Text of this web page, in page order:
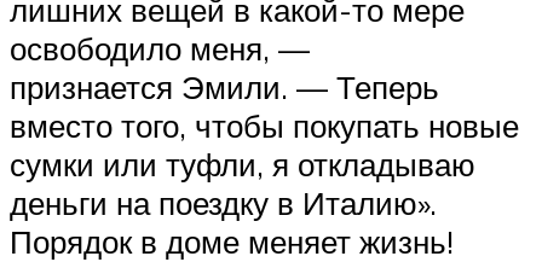
лишних вещей в какой-то мере
освободило меня, —
признается Эмили. — Теперь
вместо того, чтобы покупать новые
сумки или туфли, я откладываю
деньги на поездку в Италию».
Порядок в доме меняет жизнь!